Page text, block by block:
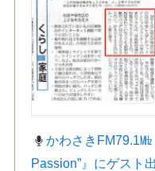
かわさきFM79.1
Passion”』にゲスト